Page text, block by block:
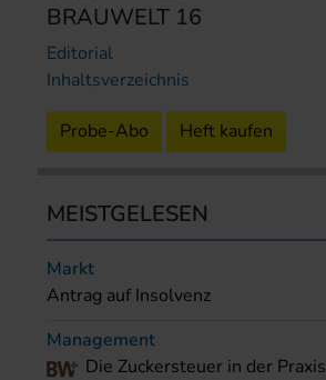
BRAUWELT 16
Editorial
Inhaltsverzeichnis
Probe-Abo Heft kaufen
MEISTGELESEN
Markt
Antrag auf Insolvenz
Management
Die Zuckersteuer in der Praxis